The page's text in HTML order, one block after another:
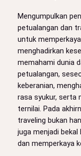
Mengumpulkan
petualangan dan
untuk
menghadirkan
memahami dunia
petualangan,
keberanian,
rasa syukur, serta
ternilai. Pada
traveling bukan
juga menjadi
dan memperkaya